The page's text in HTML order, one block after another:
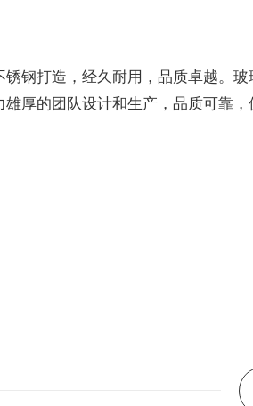
钢打造，经久耐用，品质卓越。
厚的团队设计和生产，品质可靠